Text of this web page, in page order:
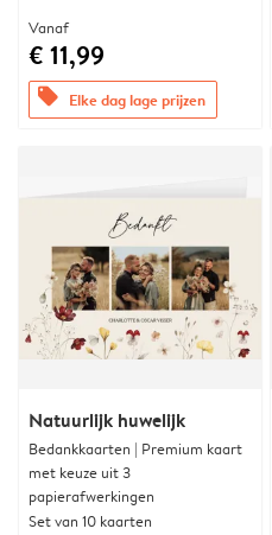
Vanaf
€ 11,99
offers Elke dag lage prijzen
Natuurlijk huwelijk
Bedankkaarten | Premium kaart
met keuze uit 3
papierafwerkingen
Set van 10 kaarten